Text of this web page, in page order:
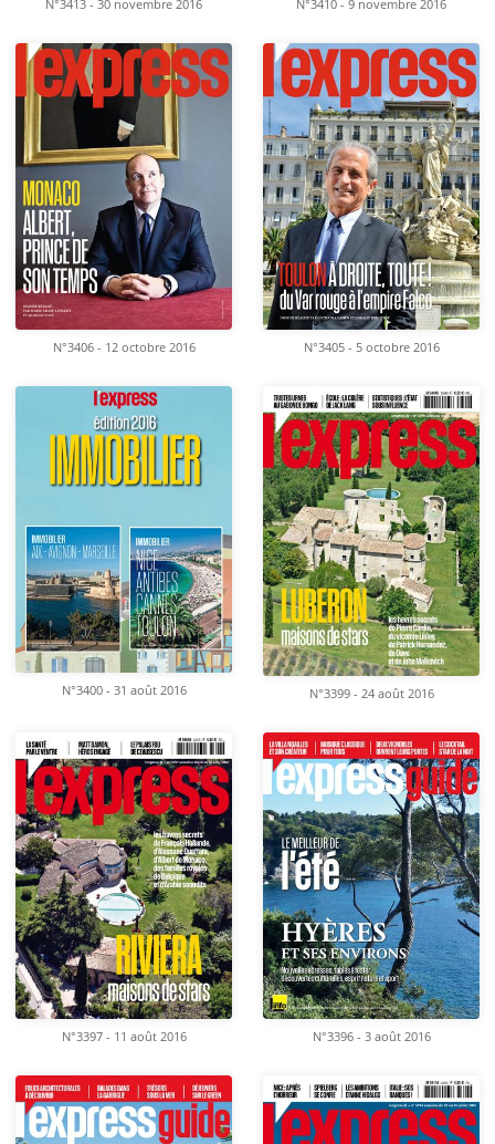
N°3413 - 30 novembre 2016 N°3410 - 9 novembre 2016
N°3406 - 12 octobre 2016 N°3405 - 5 octobre 2016
N°3400 - 31 août 2016 N°3399 - 24 août 2016
N°3397 - 11 août 2016 N°3396 - 3 août 2016